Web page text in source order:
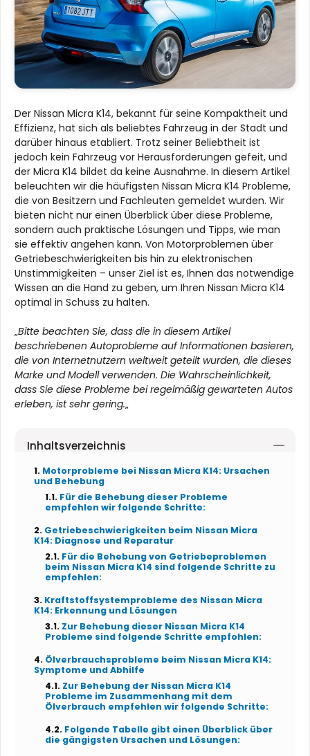
Der Nissan Micra K14, bekannt für seine Kompaktheit und
Effizienz, hat sich als beliebtes Fahrzeug in der Stadt und
darüber hinaus etabliert. Trotz seiner Beliebtheit ist
jedoch kein Fahrzeug vor Herausforderungen gefeit, und
der Micra K14 bildet da keine Ausnahme. In diesem Artikel
beleuchten wir die häufigsten Nissan Micra K14 Probleme,
die von Besitzern und Fachleuten gemeldet wurden. Wir
bieten nicht nur einen Überblick über diese Probleme,
sondern auch praktische Lösungen und Tipps, wie man
sie effektiv angehen kann. Von Motorproblemen über
Getriebeschwierigkeiten bis hin zu elektronischen
Unstimmigkeiten – unser Ziel ist es, Ihnen das notwendige
Wissen an die Hand zu geben, um Ihren Nissan Micra K14
optimal in Schuss zu halten.
„Bitte beachten Sie, dass die in diesem Artikel
beschriebenen Autoprobleme auf Informationen basieren,
die von Internetnutzern weltweit geteilt wurden, die dieses
Marke und Modell verwenden. Die Wahrscheinlichkeit,
dass Sie diese Probleme bei regelmäßig gewarteten Autos
erleben, ist sehr gering.„
Inhaltsverzeichnis
Motorprobleme bei Nissan Micra K14: Ursachen
und Behebung
Für die Behebung dieser Probleme
empfehlen wir folgende Schritte:
Getriebeschwierigkeiten beim Nissan Micra
K14: Diagnose und Reparatur
Für die Behebung von Getriebeproblemen
beim Nissan Micra K14 sind folgende Schritte zu
empfehlen:
Kraftstoffsystemprobleme des Nissan Micra
K14: Erkennung und Lösungen
Zur Behebung dieser Nissan Micra K14
Probleme sind folgende Schritte empfohlen:
Ölverbrauchsprobleme beim Nissan Micra K14:
Symptome und Abhilfe
Zur Behebung der Nissan Micra K14
Probleme im Zusammenhang mit dem
Ölverbrauch empfehlen wir folgende Schritte:
Folgende Tabelle gibt einen Überblick über
die gängigsten Ursachen und Lösungen: